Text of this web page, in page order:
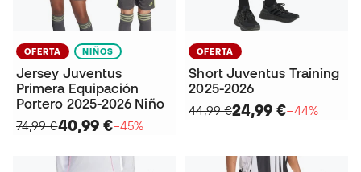
OFERTA NIÑOS
Jersey Juventus
Primera Equipación
Portero 2025-2026 Niño
74,99 €40,99 €−45%
OFERTA
Short Juventus Training
2025-2026
44,99 €24,99 €−44%